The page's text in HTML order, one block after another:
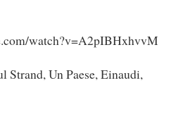
watch?v=A2pIBHxhvvM
Strand, Un Paese, Einaudi,